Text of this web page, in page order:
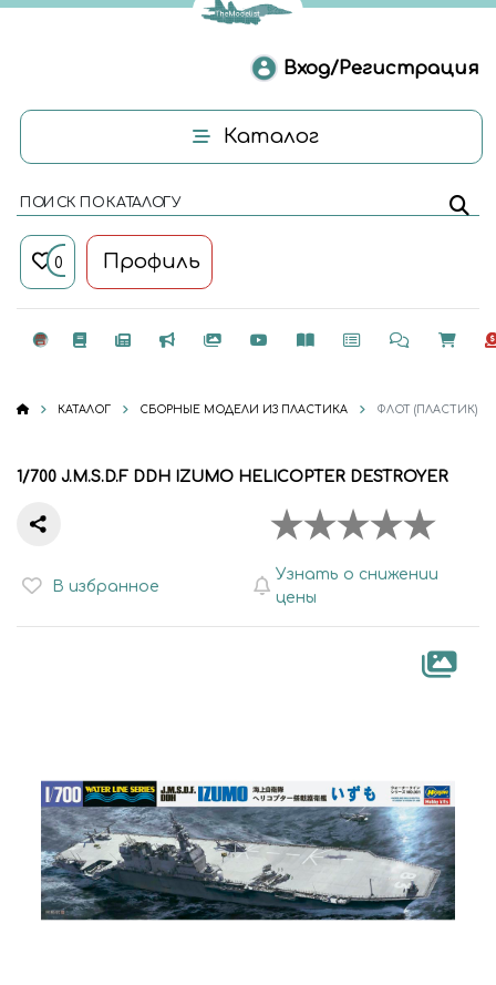
Вход/Регистрация
Каталог
ПОИСК ПО КАТАЛОГУ
0 Профиль
КАТАЛОГ СБОРНЫЕ МОДЕЛИ ИЗ ПЛАСТИКА ФЛОТ (ПЛАСТИК)
1/700 J.M.S.D.F DDH IZUMO HELICOPTER DESTROYER
В избранное
Узнать о снижении
цены